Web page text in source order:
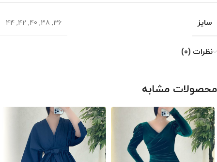
سایز 36
,
38
,
40
,
42
,
44
نظرات (0)
محصولات مشابه